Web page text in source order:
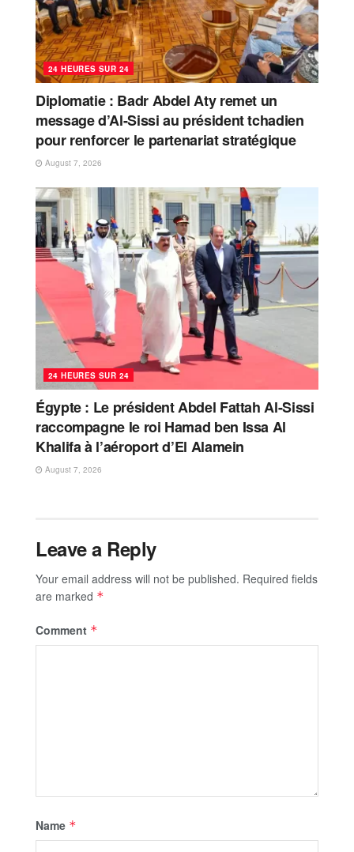
24 HEURES SUR 24
Diplomatie : Badr Abdel Aty remet un
message d’Al-Sissi au président tchadien
pour renforcer le partenariat stratégique
August 7, 2026
24 HEURES SUR 24
Égypte : Le président Abdel Fattah Al-Sissi
raccompagne le roi Hamad ben Issa Al
Khalifa à l’aéroport d’El Alamein
August 7, 2026
Leave a Reply
Your email address will not be published. Required fields
are marked *
Comment *
Name *